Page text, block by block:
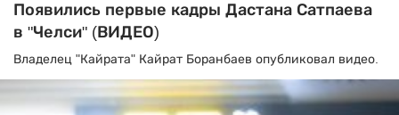
Появились первые кадры Дастана Сатпаева
в "Челси" (ВИДЕО)
Владелец "Кайрата" Кайрат Боранбаев опубликовал видео.